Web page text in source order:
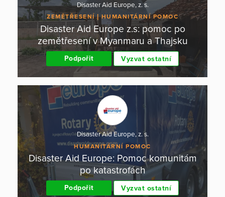
Disaster Aid Europe, z. s.
ZEMĚTŘESENÍ HUMANITÁRNÍ POMOC
Disaster Aid Europe z.s: pomoc po
zemětřesení v Myanmaru a Thajsku
Podpořit Vyzvat ostatní
Disaster Aid Europe, z. s.
HUMANITÁRNÍ POMOC
Disaster Aid Europe: Pomoc komunitám
po katastrofách
Podpořit Vyzvat ostatní